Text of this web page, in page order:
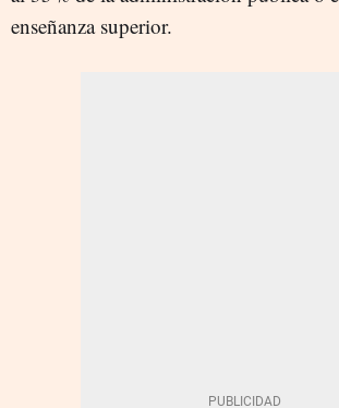
enseñanza superior.